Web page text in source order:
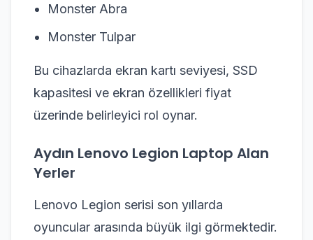
Monster Abra
Monster Tulpar
Bu cihazlarda ekran kartı seviyesi, SSD
kapasitesi ve ekran özellikleri fiyat
üzerinde belirleyici rol oynar.
Aydın Lenovo Legion Laptop Alan
Yerler
Lenovo Legion serisi son yıllarda
oyuncular arasında büyük ilgi görmektedir.